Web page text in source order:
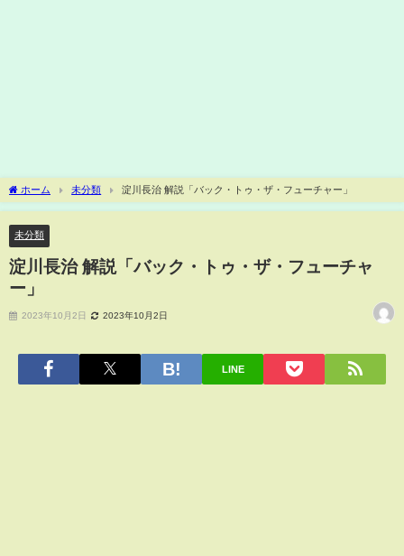
ホーム 未分類 淀川長治 解説「バック・トゥ・ザ・フューチャー」
未分類
淀川長治 解説「バック・トゥ・ザ・フューチャ
ー」
2023年10月2日 2023年10月2日
LINE